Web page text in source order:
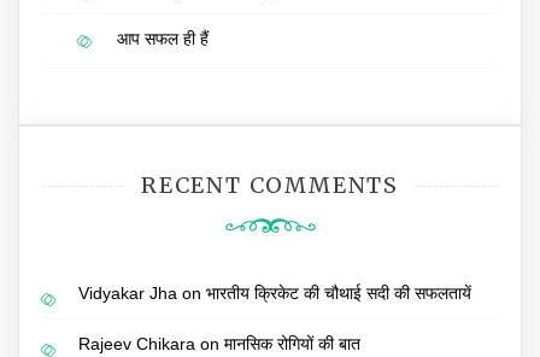
आप सफल ही हैं
RECENT COMMENTS
Vidyakar Jha on भारतीय क्रिकेट की चौथाई सदी की सफलतायें
Rajeev Chikara on मानसिक रोगियों की बात